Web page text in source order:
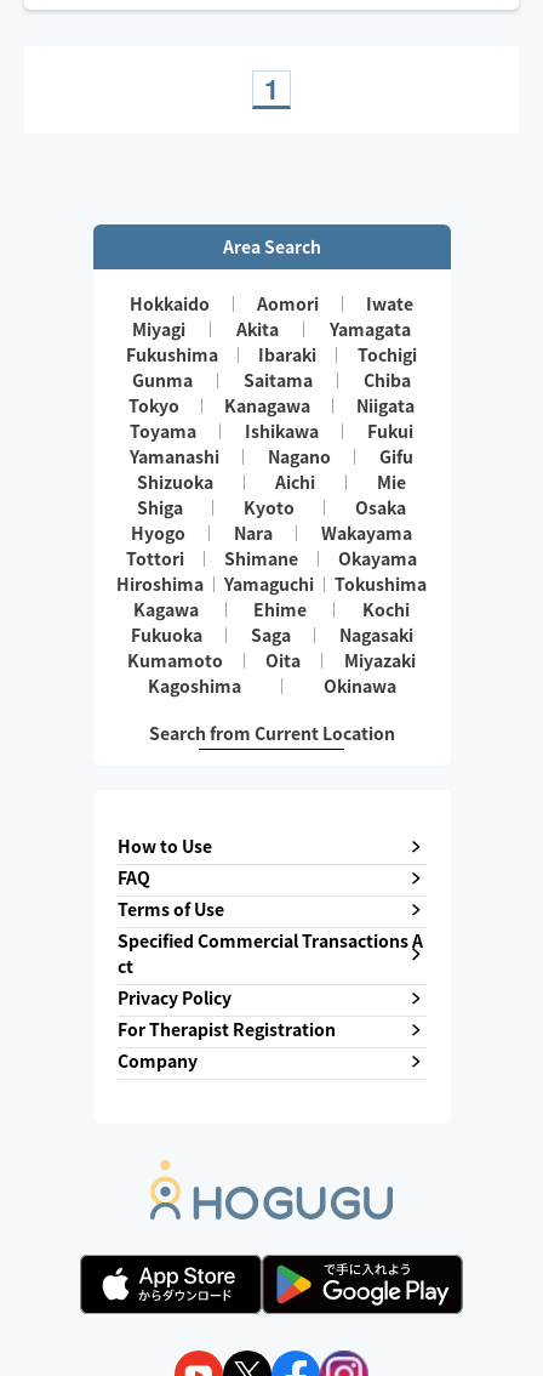
真心込めて皆様の心身に寄り添い
どうぞよろしくお願いいたします✨
1
Area Search
Hokkaido Aomori
Iwate
Miyagi
Akita
Yamagata
Fukushima
Ibaraki
Tochigi
Gunma
Saitama
Chiba
Tokyo
Kanagawa
Niigata
Toyama
Ishikawa
Fukui
Yamanashi
Nagano
Gifu
Shizuoka
Aichi
Mie
Shiga
Kyoto
Osaka
Hyogo
Nara
Wakayama
Tottori
Shimane
Okayama
Hiroshima
Yamaguchi
Tokushima
Kagawa
Ehime
Kochi
Fukuoka
Saga
Nagasaki
Kumamoto
Oita
Miyazaki
Kagoshima
Okinawa
Search from Current Location
How to Use
FAQ
Terms of Use
Specified Commercial Transactions A
ct
Privacy Policy
For Therapist Registration
Company